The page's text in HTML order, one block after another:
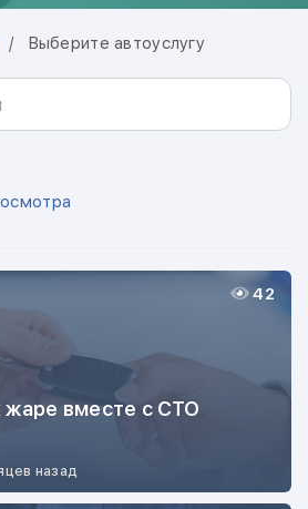
Выберите автоуслугу
жаре вместе с СТО
назад
42